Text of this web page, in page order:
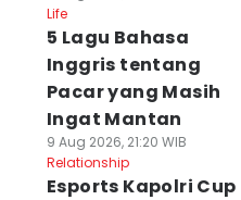
Life
5 Lagu Bahasa
Inggris tentang
Pacar yang Masih
Ingat Mantan
9 Aug 2026, 21:20 WIB
Relationship
Esports Kapolri Cup